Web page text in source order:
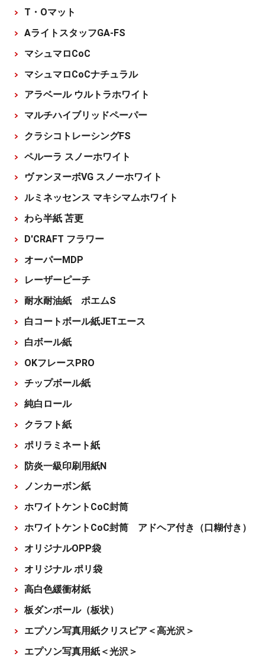
T・Oマット
AライトスタッフGA-FS
マシュマロCoC
マシュマロCoCナチュラル
アラベール ウルトラホワイト
マルチハイブリッドペーパー
クラシコトレーシングFS
ペルーラ スノーホワイト
ヴァンヌーボVG スノーホワイト
ルミネッセンス マキシマムホワイト
わら半紙 苫更
D'CRAFT フラワー
オーパーMDP
レーザーピーチ
耐水耐油紙 ポエムS
白コートボール紙JETエース
白ボール紙
OKフレースPRO
チップボール紙
純白ロール
クラフト紙
ポリラミネート紙
防炎一級印刷用紙N
ノンカーボン紙
ホワイトケントCoC封筒
ホワイトケントCoC封筒 アドヘア付き（口糊付き）
オリジナルOPP袋
オリジナル ポリ袋
高白色緩衝材紙
板ダンボール（板状）
エプソン写真用紙クリスピア＜高光沢＞
エプソン写真用紙＜光沢＞